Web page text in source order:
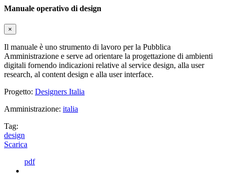
Manuale operativo di design
×
Il manuale è uno strumento di lavoro per la Pubblica
Amministrazione e serve ad orientare la progettazione di ambienti
digitali fornendo indicazioni relative al service design, alla user
research, al content design e alla user interface.
Progetto: Designers Italia
Amministrazione: italia
Tag:
design
Scarica
pdf